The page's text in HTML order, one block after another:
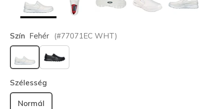
Szín Fehér (#77071EC WHT)
kiválasztva
Szélesség
Normál